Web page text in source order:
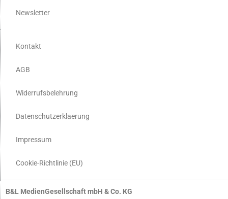
Newsletter
Kontakt
AGB
Widerrufsbelehrung
Datenschutzerklaerung
Impressum
Cookie-Richtlinie (EU)
B&L MedienGesellschaft mbH & Co. KG